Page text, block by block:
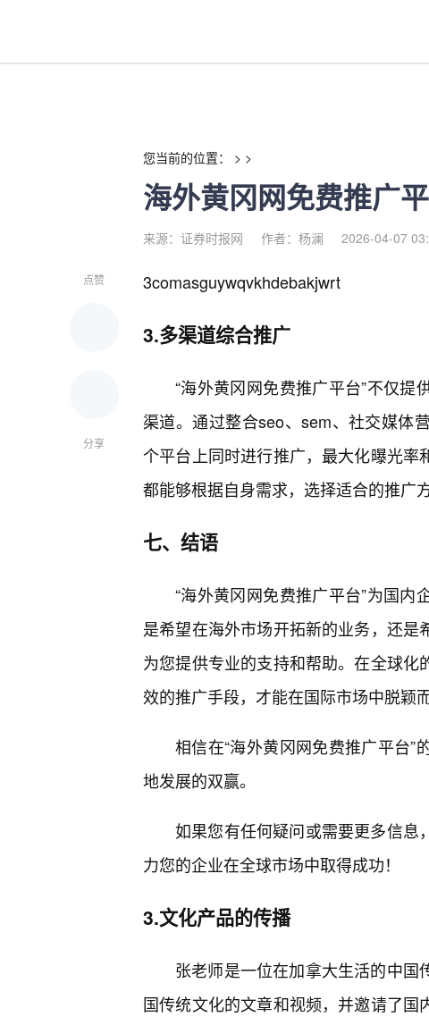
您当前的位置： > >
海外黄冈网免费推广
来源：证券时报网 作者：杨澜 2026-04-07
点赞
分享
3comasguywqvkhdebakjwrt
3.多渠道综合推广
“海外黄冈网免费推广平台”不仅
渠道。通过整合seo、sem、社交媒体
个平台上同时进行推广，最大化曝光率
都能够根据自身需求，选择适合的推广方
七、结语
“海外黄冈网免费推广平台”为国
是希望在海外市场开拓新的业务，还
为您提供专业的支持和帮助。在全球
效的推广手段，才能在国际市场中脱颖而
相信在“海外黄冈网免费推广平台
地发展的双赢。
如果您有任何疑问或需要更多信息
力您的企业在全球市场中取得成功！
3.文化产品的传播
张老师是一位在加拿大生活的中
国传统文化的文章和视频，并邀请了